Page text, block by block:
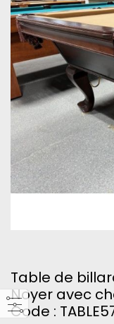
Please type
Table de
Noyer avec
Code :